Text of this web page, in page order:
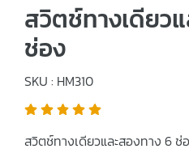
สวิตช์ทางเดียว
ช่อง
SKU : HM310
สวิตช์ทางเดียวและสองทาง 6